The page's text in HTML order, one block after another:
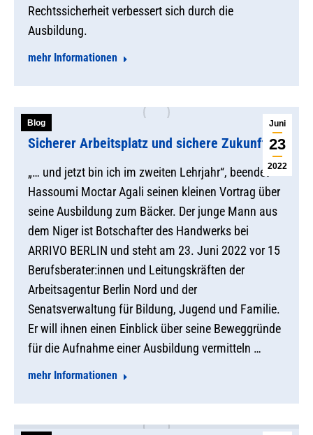
Rechtssicherheit verbessert sich durch die
Ausbildung.
mehr Informationen
Juni
23
2022
Blog
Sicherer Arbeitsplatz und sichere Zukunft
„… und jetzt bin ich im zweiten Lehrjahr“, beendet
Hassoumi Moctar Agali seinen kleinen Vortrag über
seine Ausbildung zum Bäcker. Der junge Mann aus
dem Niger ist Botschafter des Handwerks bei
ARRIVO BERLIN und steht am 23. Juni 2022 vor 15
Berufsberater:innen und Leitungskräften der
Arbeitsagentur Berlin Nord und der
Senatsverwaltung für Bildung, Jugend und Familie.
Er will ihnen einen Einblick über seine Beweggründe
für die Aufnahme einer Ausbildung vermitteln …
mehr Informationen